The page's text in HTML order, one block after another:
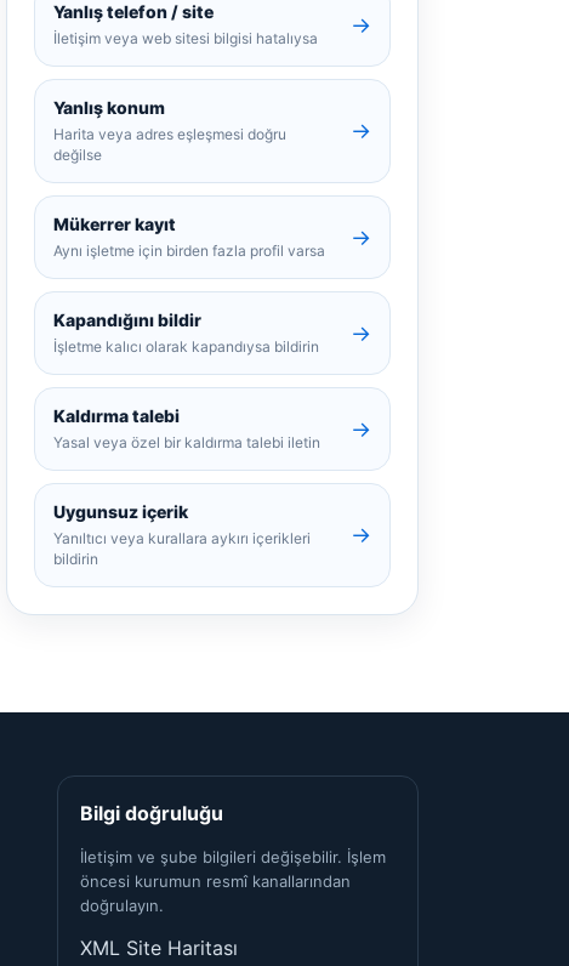
Yanlış telefon / site
İletişim veya web sitesi bilgisi hatalıysa
→
Yanlış konum
Harita veya adres eşleşmesi doğru
değilse
→
Mükerrer kayıt
Aynı işletme için birden fazla profil varsa
→
Kapandığını bildir
İşletme kalıcı olarak kapandıysa bildirin
→
Kaldırma talebi
Yasal veya özel bir kaldırma talebi iletin
→
Uygunsuz içerik
Yanıltıcı veya kurallara aykırı içerikleri
bildirin
→
Bilgi doğruluğu
İletişim ve şube bilgileri değişebilir. İşlem
öncesi kurumun resmî kanallarından
doğrulayın.
XML Site Haritası